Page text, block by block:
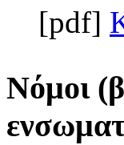
[pdf]
Νόμοι